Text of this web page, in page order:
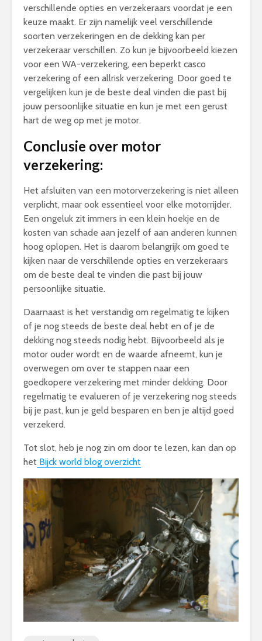
verschillende opties en verzekeraars voordat je een
keuze maakt. Er zijn namelijk veel verschillende
soorten verzekeringen en de dekking kan per
verzekeraar verschillen. Zo kun je bijvoorbeeld kiezen
voor een WA-verzekering, een beperkt casco
verzekering of een allrisk verzekering. Door goed te
vergelijken kun je de beste deal vinden die past bij
jouw persoonlijke situatie en kun je met een gerust
hart de weg op met je motor.
Conclusie over motor
verzekering:
Het afsluiten van een motorverzekering is niet alleen
verplicht, maar ook essentieel voor elke motorrijder.
Een ongeluk zit immers in een klein hoekje en de
kosten van schade aan jezelf of aan anderen kunnen
hoog oplopen. Het is daarom belangrijk om goed te
kijken naar de verschillende opties en verzekeraars
om de beste deal te vinden die past bij jouw
persoonlijke situatie.
Daarnaast is het verstandig om regelmatig te kijken
of je nog steeds de beste deal hebt en of je de
dekking nog steeds nodig hebt. Bijvoorbeeld als je
motor ouder wordt en de waarde afneemt, kun je
overwegen om over te stappen naar een
goedkopere verzekering met minder dekking. Door
regelmatig te evalueren of je verzekering nog steeds
bij je past, kun je geld besparen en ben je altijd goed
verzekerd.
Tot slot, heb je nog zin om door te lezen, kan dan op
het Bijck world blog overzicht